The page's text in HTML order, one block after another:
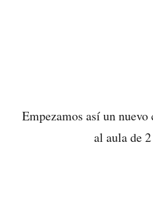
Empezamos así un
al aula de